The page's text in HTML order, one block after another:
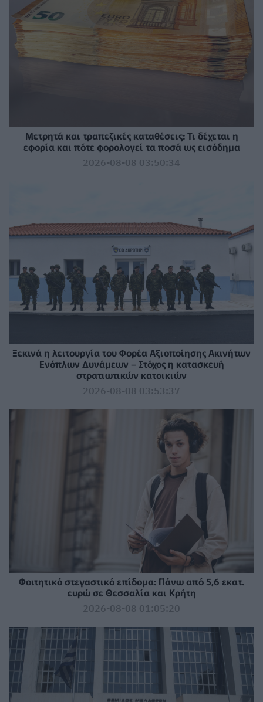
Μετρητά και τραπεζικές καταθέσεις: Τι δέχεται η
εφορία και πότε φορολογεί τα ποσά ως εισόδημα
2026-08-08 03:50:34
Ξεκινά η λειτουργία του Φορέα Αξιοποίησης Ακινήτων
Ενόπλων Δυνάμεων – Στόχος η κατασκευή
στρατιωτικών κατοικιών
2026-08-08 03:53:37
Φοιτητικό στεγαστικό επίδομα: Πάνω από 5,6 εκατ.
ευρώ σε Θεσσαλία και Κρήτη
2026-08-08 01:05:20